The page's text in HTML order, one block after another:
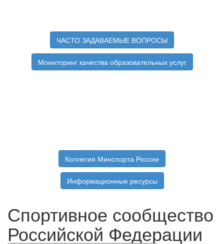
ЧАСТО ЗАДАВАЕМЫЕ ВОПРОСЫ
Мониторинг качества образовательных услуг
Коллегия Минспорта России
Информационные ресурсы
Спортивное сообщество
Российской Федерации